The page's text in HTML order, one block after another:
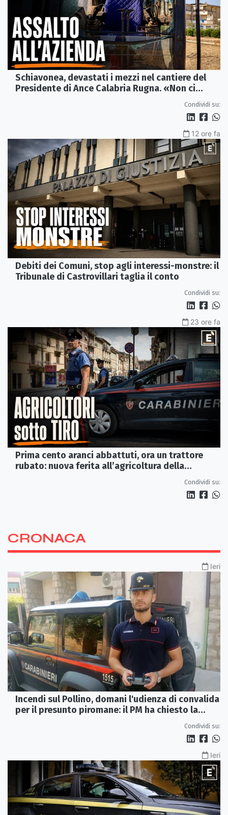
Schiavonea, devastati i mezzi nel cantiere del
Presidente di Ance Calabria Rugna. «Non ci
Condividi su:
12 ore fa
Debiti dei Comuni, stop agli interessi-monstre: il
Tribunale di Castrovillari taglia il conto
Condividi su:
23 ore fa
Prima cento aranci abbattuti, ora un trattore
rubato: nuova ferita all’agricoltura della
Condividi su:
CRONACA
Ieri
Incendi sul Pollino, domani l'udienza di convalida
per il presunto piromane: il PM ha chiesto la
Condividi su:
Ieri